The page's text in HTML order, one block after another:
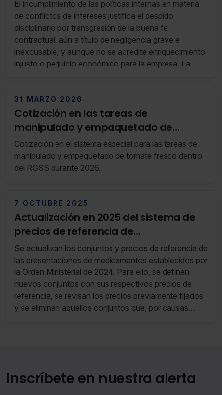
El incumplimiento de las políticas internas en materia
de conflictos de intereses justifica el despido
disciplinario por transgresión de la buena fe
contractual, aún a título de negligencia grave e
inexcusable, y aunque no se acredite enriquecimiento
injusto o perjuicio económico para la empresa. La
empresa cumple el trámite de audiencia previa al
despido.
31 MARZO 2026
Cotización en las tareas de
manipulado y empaquetado de
tomate fresco
Cotización en el sistema especial para las tareas de
manipulado y empaquetado de tomate fresco dentro
del RGSS durante 2026.
7 OCTUBRE 2025
Actualización en 2025 del sistema de
precios de referencia de
medicamentos en el Sistema Nacional
de Salud
Se actualizan los conjuntos y precios de referencia de
las presentaciones de medicamentos establecidos por
la Orden Ministerial de 2024. Para ello, se definen
nuevos conjuntos con sus respectivos precios de
referencia, se revisan los precios previamente fijados
y se eliminan aquellos conjuntos que, por causas
Inscríbete en nuestra alerta